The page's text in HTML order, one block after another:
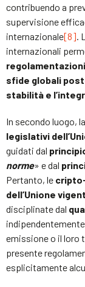
contribuendo a
supervisione
internazionale[8].
internazionali
sfide globali
stabilità e
In secondo luogo,
legislativi
guidati dal
norme» e dal
Pertanto, le
dell’Unione
disciplinate dal
emissione o il loro
presente
esplicitamente